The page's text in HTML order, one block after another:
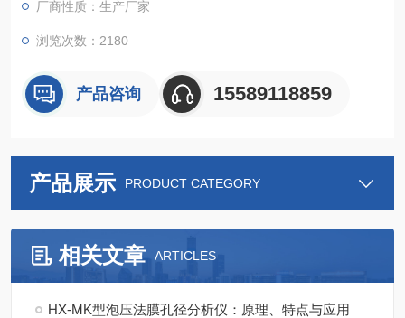
厂商性质：生产厂家
浏览次数：2180
产品咨询 15589118859
产品展示 PRODUCT CATEGORY
相关文章 ARTICLES
HX-MK型泡压法膜孔径分析仪：原理、特点与应用